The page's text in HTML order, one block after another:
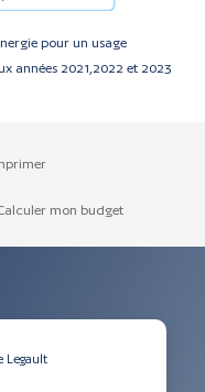
pour un usage
années 2021,2022 et 2023
mon budget
Legault